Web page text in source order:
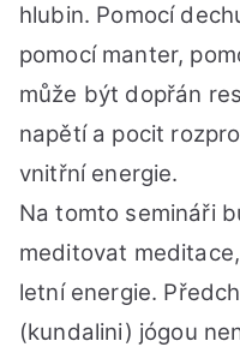
hlubin. Pomocí
pomocí manter,
může být dopřán
napětí a pocit
vnitřní energie.
Na tomto semináři
meditovat
letní energie.
(kundalini) jógou